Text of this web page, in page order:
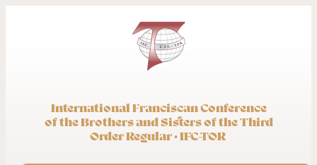
International Franciscan Conference
of the Brothers and Sisters of the Third
Order Regular · IFC-TOR